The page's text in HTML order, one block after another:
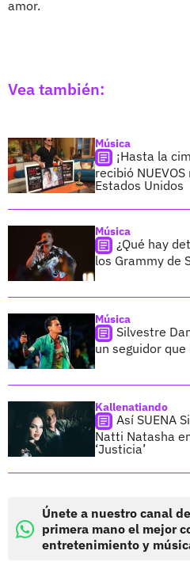
amor.
Vea también:
Música
¡Hasta la
recibió
Estados Unidos
Música
¿Qué hay
los Grammy de
Música
Silvestre
un seguidor
Kallenatiando
Así SUENA
Natti Natasha
‘Justicia’
Únete a nuestro canal
primera mano el mejor
entretenimiento y